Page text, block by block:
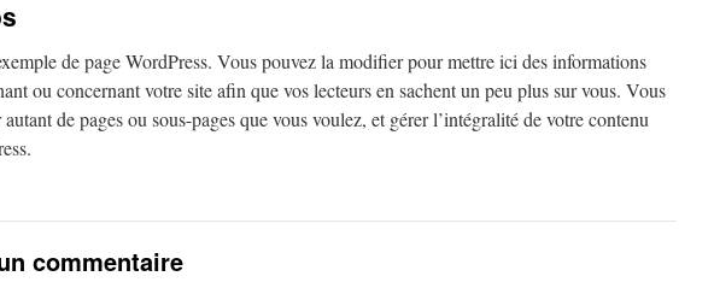
de page WordPress. Vous pouvez la modifier pour mettre ici des informations
ou concernant votre site afin que vos lecteurs en sachent un peu plus sur vous. Vous
de pages ou sous-pages que vous voulez, et gérer l’intégralité de votre contenu
commentaire